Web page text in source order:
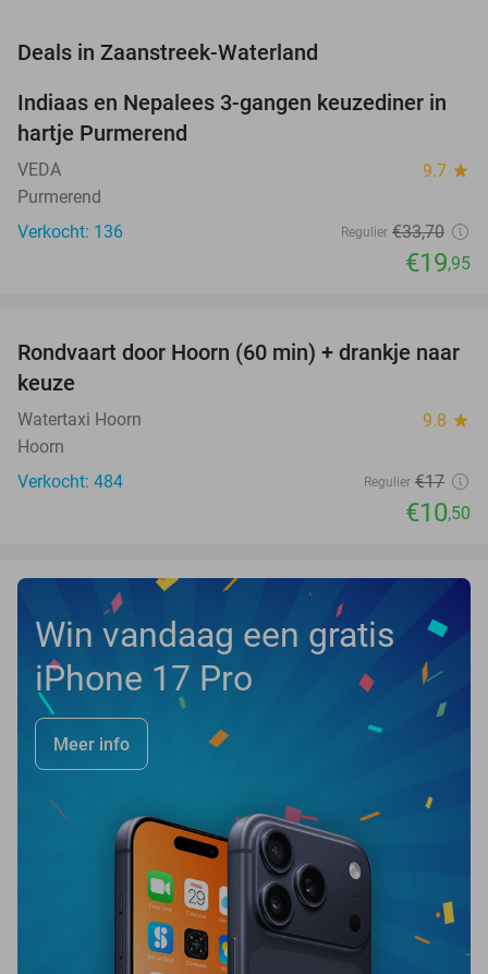
Deals in Zaanstreek-Waterland
41%
Indiaas en Nepalees 3-gangen keuzediner in
hartje Purmerend
VEDA 9.7 star
Purmerend
Verkocht: 136
Regulier €33,70
€19,95
38%
Rondvaart door Hoorn (60 min) + drankje naar
keuze
Watertaxi Hoorn 9.8 star
Hoorn
Verkocht: 484
Regulier €17
€10,50
Win vandaag een gratis
iPhone 17 Pro
Meer info